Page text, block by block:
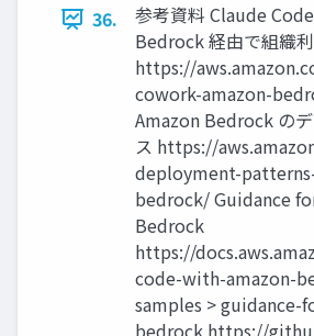
36.
参考資料 Claude
Bedrock 経由で組織
https://
cowork-amazon-
Amazon Bedrock の
ス https://
deployment-
bedrock/ Guidance
Bedrock
https://
code-with-amazon-
samples >